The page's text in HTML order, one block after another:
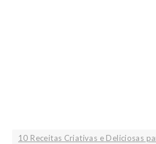
10 Receitas Criativas e Deliciosas